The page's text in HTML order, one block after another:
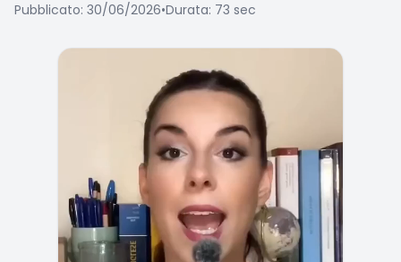
Pubblicato: 30/06/2026•Durata: 73 sec